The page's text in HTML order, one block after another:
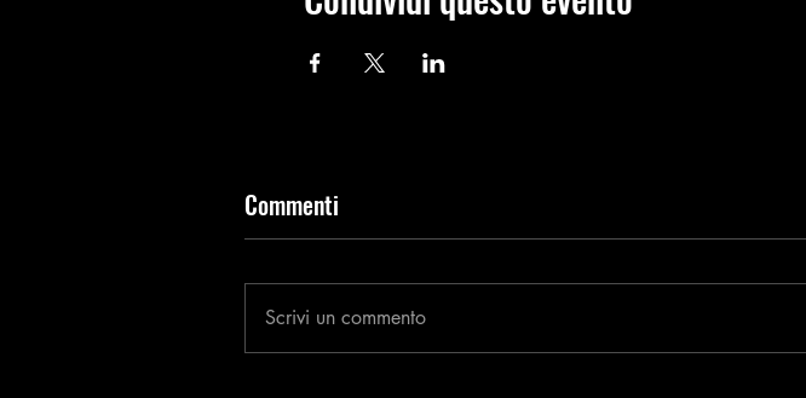
Commenti
Scrivi un commento